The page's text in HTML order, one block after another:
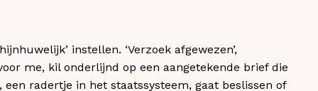
instellen. ‘Verzoek afgewezen’,
me, kil onderlijnd op een aangetekende brief die
radertje in het staatssysteem, gaat beslissen of